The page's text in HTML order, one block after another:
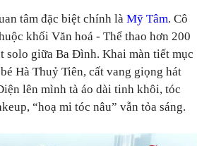
tâm đặc biệt chính là Mỹ Tâm. Cô
khối Văn hoá - Thể thao hơn 200
solo giữa Ba Đình. Khai màn tiết mục
Hà Thuỷ Tiên, cất vang giọng hát
lên mình tà áo dài tinh khôi, tóc
“hoạ mi tóc nâu” vẫn tỏa sáng.